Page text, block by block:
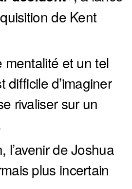
de Kent
mentalité et un tel
difficile d’imaginer
rivaliser sur un
l’avenir de Joshua
plus incertain